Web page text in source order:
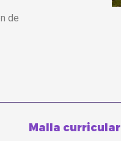
de
Malla curricular